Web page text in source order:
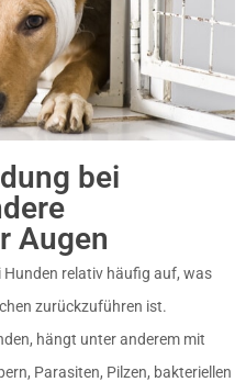
bei
Augen
relativ häufig auf, was
zurückzuführen ist.
hängt unter anderem mit
Parasiten, Pilzen, bakteriellen